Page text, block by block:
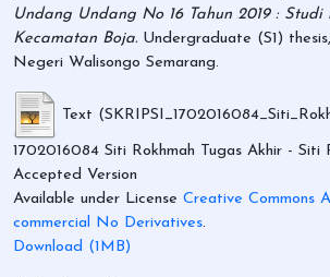
Undang Undang No 16 Tahun 2019 : Studi
Kecamatan Boja. Undergraduate (S1)
Negeri Walisongo Semarang.
Text
1702016084 Siti Rokhmah Tugas Akhir - Siti
Accepted Version
Available under License Creative Commons
commercial No Derivatives.
Download (1MB)